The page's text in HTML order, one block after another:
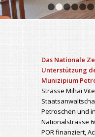
Das Nationale
Unterstützung
Munizipium
Strasse Mihai
Petroschen und
Nationalstrasse
POR finanziert,